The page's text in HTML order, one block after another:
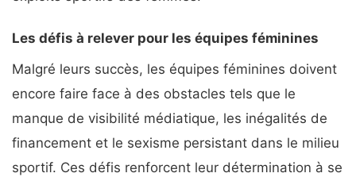
Les défis à relever pour les équipes féminines
Malgré leurs succès, les équipes féminines doivent
encore faire face à des obstacles tels que le
manque de visibilité médiatique, les inégalités de
financement et le sexisme persistant dans le milieu
sportif. Ces défis renforcent leur détermination à se